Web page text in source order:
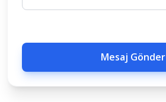
Mesaj Gönder